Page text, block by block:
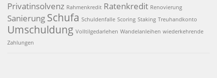
Privatinsolvenz Rahmenkredit Ratenkredit Renovierung
Sanierung Schufa Schuldenfalle Scoring Staking Treuhandkonto
Umschuldung Volltilgedarlehen Wandelanleihen wiederkehrende
Zahlungen